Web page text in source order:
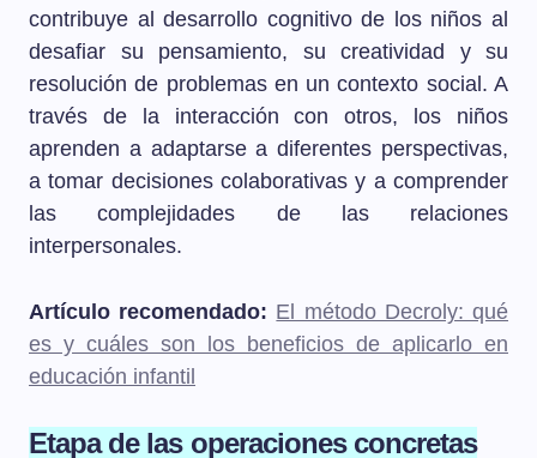
contribuye al desarrollo cognitivo de los niños al
desafiar su pensamiento, su creatividad y su
resolución de problemas en un contexto social. A
través de la interacción con otros, los niños
aprenden a adaptarse a diferentes perspectivas,
a tomar decisiones colaborativas y a comprender
las complejidades de las relaciones
interpersonales.
Artículo recomendado: El método Decroly: qué
es y cuáles son los beneficios de aplicarlo en
educación infantil
Etapa de las operaciones concretas